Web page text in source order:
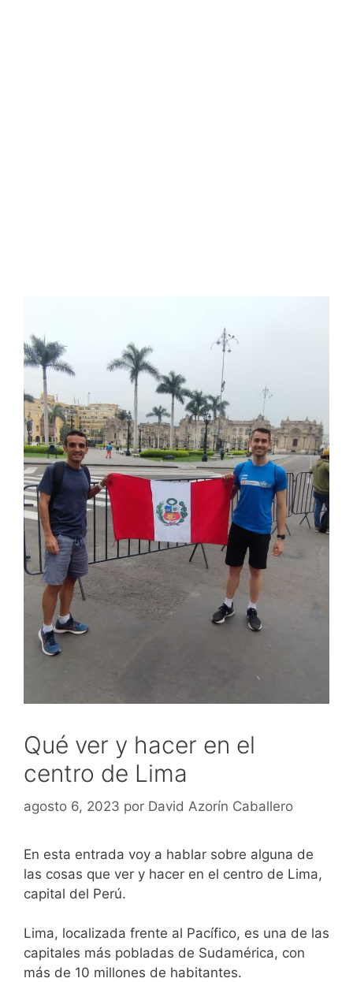
Qué ver y hacer en el
centro de Lima
agosto 6, 2023 por David Azorín Caballero
En esta entrada voy a hablar sobre alguna de
las cosas que ver y hacer en el centro de Lima,
capital del Perú.
Lima, localizada frente al Pacífico, es una de las
capitales más pobladas de Sudamérica, con
más de 10 millones de habitantes.